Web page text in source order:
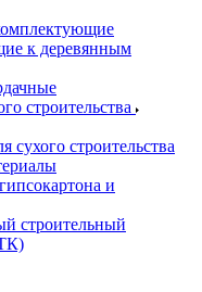
к деревянным
строительства
сухого строительства
и
строительный